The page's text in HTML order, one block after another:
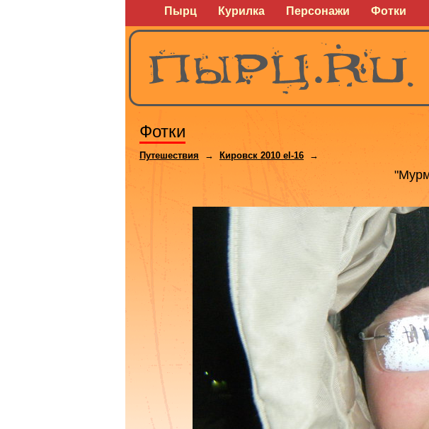
Пырц Курилка Персонажи Фотки
Фотки
Путешествия → Кировск 2010 el-16 →